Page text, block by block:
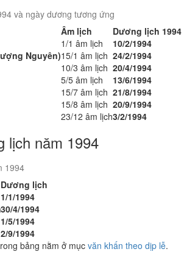
và ngày dương tương ứng
Âm lịch
Dương lịch 1994
1/1 âm lịch
10/2/1994
Nguyên)15/1 âm lịch 24/2/1994
10/3 âm lịch 20/4/1994
5/5 âm lịch
13/6/1994
15/7 âm lịch 21/8/1994
15/8 âm lịch 20/9/1994
23/12 âm lịch3/2/1994
lịch năm 1994
1994
Dương lịch
1/1/1994
30/4/1994
1/5/1994
2/9/1994
bảng nằm ở mục văn khấn theo dịp lễ.